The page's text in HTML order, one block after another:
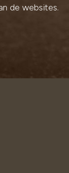
de websites.